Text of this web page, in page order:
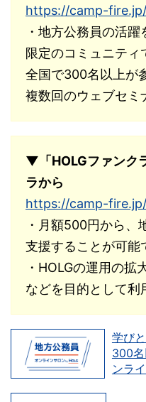
https://camp-
・地方公務員の活
限定のコミュニティ
全国で300名以上が
複数回のウェブセミ
▼「HOLGファンク
ラから
https://camp-
・月額500円から、
支援することが可能
・HOLGの運用の拡
などを目的として利
学び
300名
ンラ